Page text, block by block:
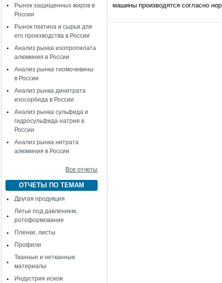
Рынок защищенных жиров в
России
Рынок пектина и сырья для
его производства в России
Анализ рынка изопропилата
алюминия в России
Анализ рынка тиомочевины
в России
Анализ рынка динитрата
изосорбида в России
Анализ рынка сульфида и
гидросульфида натрия в
России
Анализ рынка нитрата
алюминия в России
Все отчеты
ОТЧЕТЫ ПО ТЕМАМ
Другая продукция
Литье под давлением,
ротоформование
Пленки, листы
Профили
Тканные и нетканные
материалы
Индустрия искож
машины производятся согласно